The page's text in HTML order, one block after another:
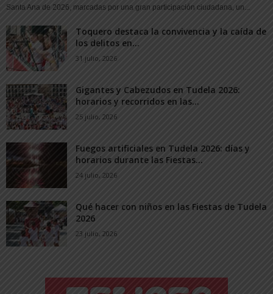
Santa Ana de 2026, marcadas por una gran participación ciudadana, un...
Toquero destaca la convivencia y la caída de
los delitos en...
31 julio, 2026
Gigantes y Cabezudos en Tudela 2026:
horarios y recorridos en las...
25 julio, 2026
Fuegos artificiales en Tudela 2026: días y
horarios durante las Fiestas...
24 julio, 2026
Qué hacer con niños en las Fiestas de Tudela
2026
23 julio, 2026